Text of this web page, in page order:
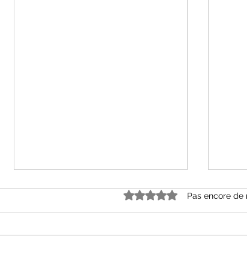
Noté 0 étoile sur 5.Pas encore de